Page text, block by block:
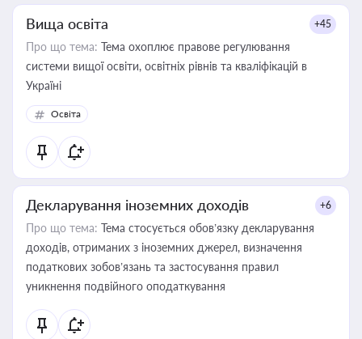
Вища освіта +45
Про що тема: Тема охоплює правове регулювання
системи вищої освіти, освітніх рівнів та кваліфікацій в
Україні
Освіта
Декларування іноземних доходів +6
Про що тема: Тема стосується обов’язку декларування
доходів, отриманих з іноземних джерел, визначення
податкових зобов’язань та застосування правил
уникнення подвійного оподаткування